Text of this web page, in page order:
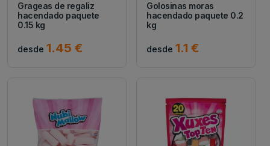
Grageas de regaliz
hacendado paquete
0.15 kg
desde 1.45 €
Golosinas moras
hacendado paquete 0.2
kg
desde 1.1 €